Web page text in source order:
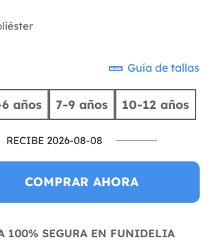
Guía de tallas
años 7-9 años 10-12 años
RECIBE 2026-08-08
COMPRAR AHORA
100% SEGURA EN FUNIDELIA